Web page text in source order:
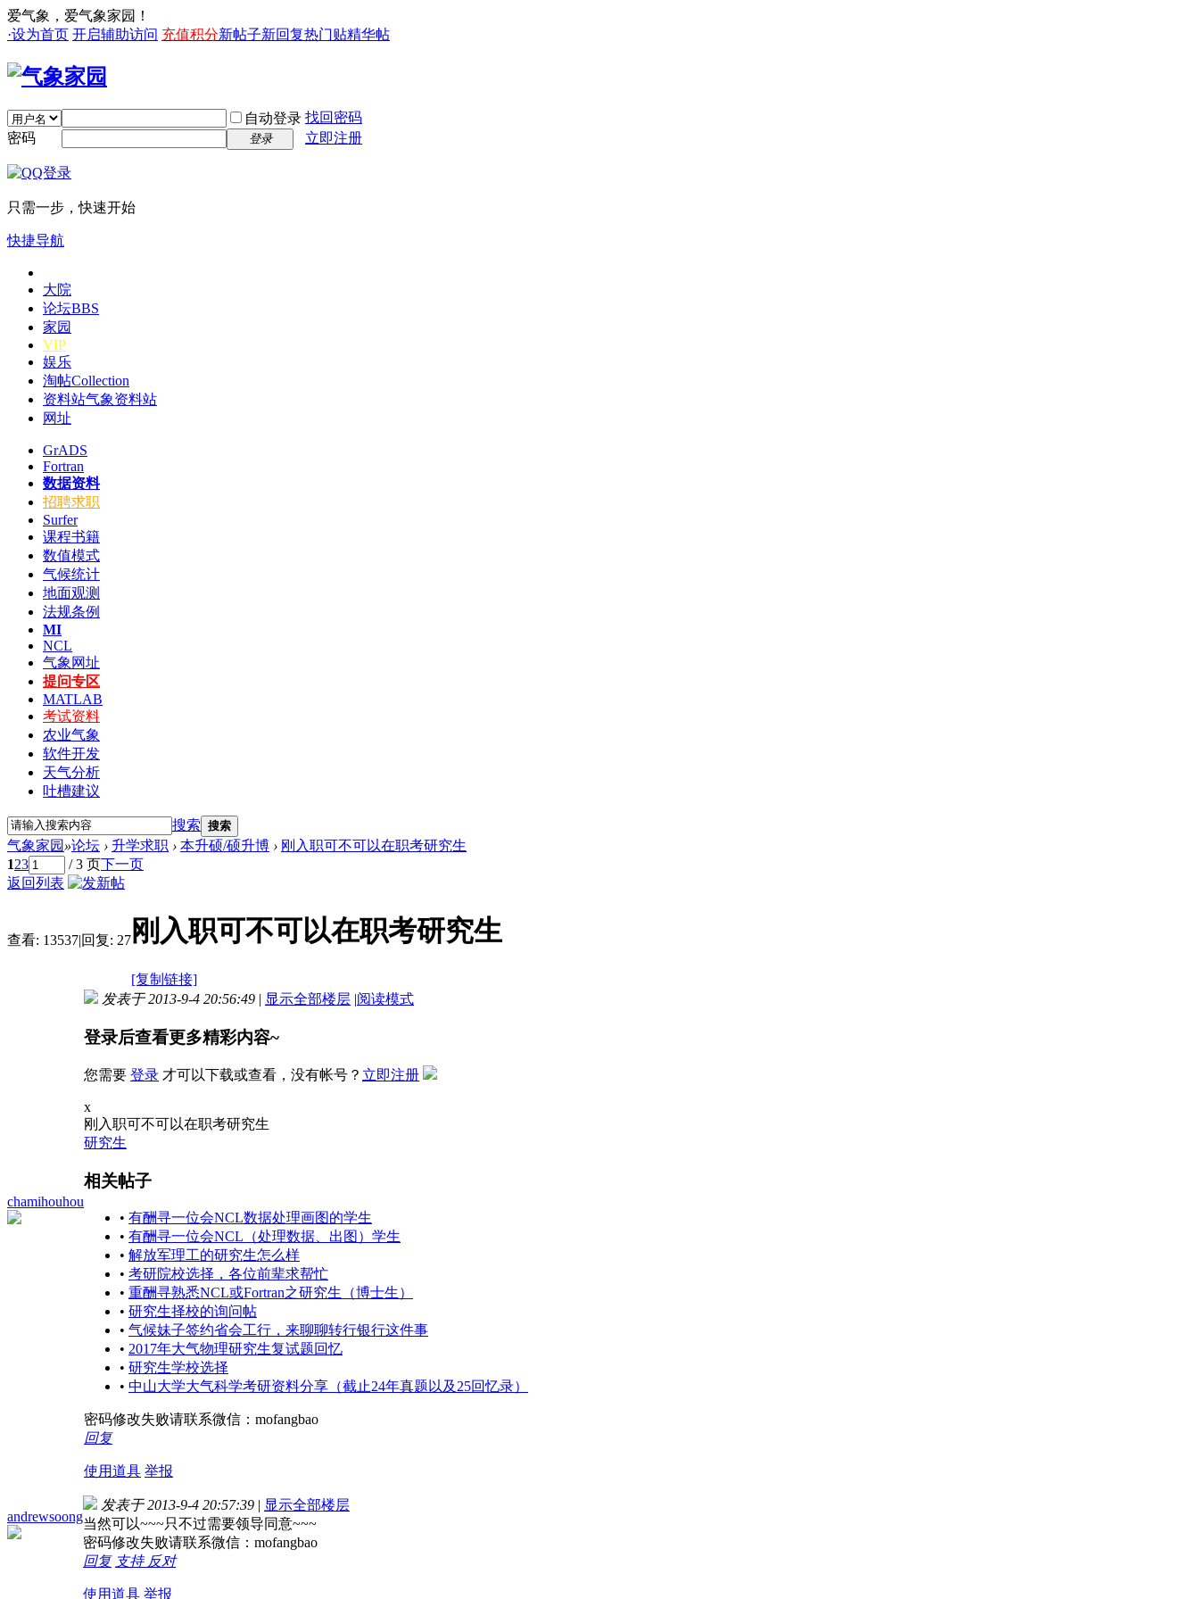
爱气象，爱气象家园！
·设为首页 开启辅助访问 充值积分新帖子新回复热门贴精华帖
自动登录 找回密码
密码
登录 立即注册
只需一步，快速开始
快捷导航
大院
论坛BBS
家园
VIP
娱乐
淘帖Collection
资料站气象资料站
网址
GrADS
Fortran
数据资料
招聘求职
Surfer
课程书籍
数值模式
气候统计
地面观测
法规条例
MI
NCL
气象网址
提问专区
MATLAB
考试资料
农业气象
软件开发
天气分析
吐槽建议
搜索 搜索
气象家园 »论坛 › 升学求职 › 本升硕/硕升博 › 刚入职可不可以在职考研究生
123 / 3 页下一页
返回列表
查看: 13537|回复: 27 刚入职可不可以在职考研究生
[复制链接]
chamihouhou
发表于 2013-9-4 20:56:49 | 显示全部楼层 |阅读模式
登录后查看更多精彩内容~
您需要 登录 才可以下载或查看，没有帐号？ 立即注册
x
刚入职可不可以在职考研究生
研究生
相关帖子
• 有酬寻一位会NCL数据处理画图的学生
• 有酬寻一位会NCL（处理数据、出图）学生
• 解放军理工的研究生怎么样
• 考研院校选择，各位前辈求帮忙
• 重酬寻熟悉NCL或Fortran之研究生（博士生）
• 研究生择校的询问帖
• 气候妹子签约省会工行，来聊聊转行银行这件事
• 2017年大气物理研究生复试题回忆
• 研究生学校选择
• 中山大学大气科学考研资料分享（截止24年真题以及25回忆录）
密码修改失败请联系微信：mofangbao
回复
使用道具 举报
andrewsoong
发表于 2013-9-4 20:57:39 | 显示全部楼层
当然可以~~~只不过需要领导同意~~~
密码修改失败请联系微信：mofangbao
回复 支持 反对
使用道具 举报